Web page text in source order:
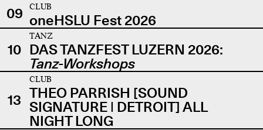
09
CLUB
oneHSLU Fest 2026
10
TANZ
DAS TANZFEST LUZERN 2026:
Tanz-Workshops
13
CLUB
THEO PARRISH [SOUND
SIGNATURE | DETROIT] ALL
NIGHT LONG